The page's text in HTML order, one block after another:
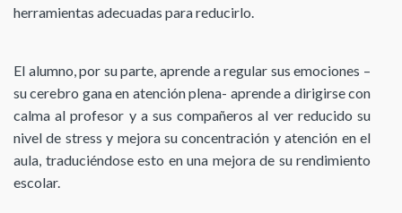
herramientas adecuadas para reducirlo.
El alumno, por su parte, aprende a regular sus emociones –
su cerebro gana en atención plena- aprende a dirigirse con
calma al profesor y a sus compañeros al ver reducido su
nivel de stress y mejora su concentración y atención en el
aula, traduciéndose esto en una mejora de su rendimiento
escolar.